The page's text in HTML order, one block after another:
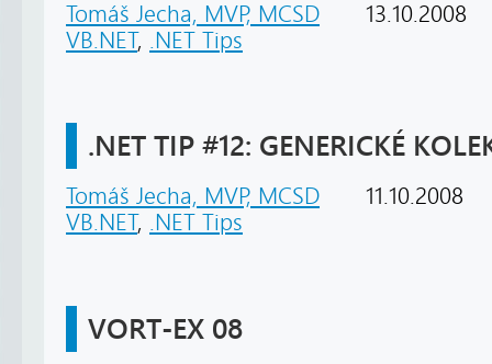
Tomáš Jecha, MVP, MCSD
13.10.2008
VB.NET, .NET Tips
.NET TIP #12: GENERICKÉ
Tomáš Jecha, MVP, MCSD
11.10.2008
VB.NET, .NET Tips
VORT-EX 08